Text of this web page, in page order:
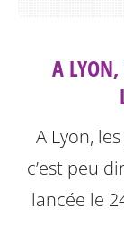
A LYON,
A Lyon,
c’est peu
lancée le